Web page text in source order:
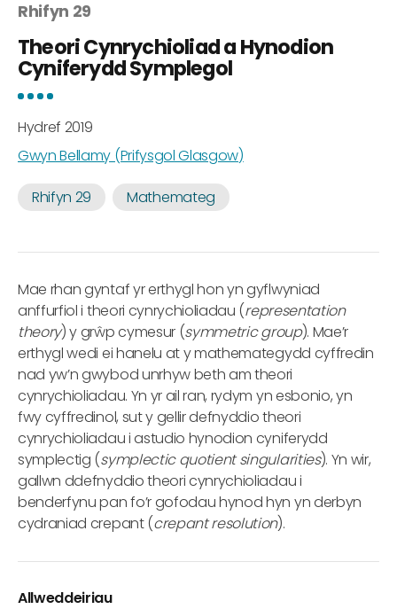
Rhifyn 29
Theori Cynrychioliad a Hynodion
Cyniferydd Symplegol
Hydref 2019
Gwyn Bellamy (Prifysgol Glasgow)
Rhifyn 29 Mathemateg
Mae rhan gyntaf yr erthygl hon yn gyflwyniad
anffurfiol i theori cynrychioliadau (representation
theory) y grŵp cymesur (symmetric group). Mae’r
erthygl wedi ei hanelu at y mathemategydd cyffredin
nad yw’n gwybod unrhyw beth am theori
cynrychioliadau. Yn yr ail ran, rydym yn esbonio, yn
fwy cyffredinol, sut y gellir defnyddio theori
cynrychioliadau i astudio hynodion cyniferydd
symplectig (symplectic quotient singularities). Yn wir,
gallwn ddefnyddio theori cynrychioliadau i
benderfynu pan fo’r gofodau hynod hyn yn derbyn
cydraniad crepant (crepant resolution).
Allweddeiriau